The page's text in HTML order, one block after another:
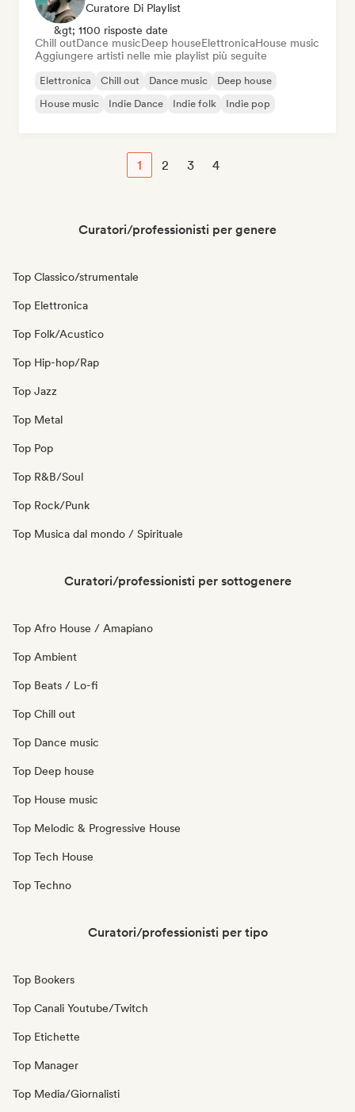
Curatore Di Playlist
&gt; 1100 risposte date
Chill outDance musicDeep houseElettronicaHouse music
Aggiungere artisti nelle mie playlist più seguite
Elettronica Chill out Dance music
Deep house
House music
Indie Dance Indie folk Indie pop
1 2 3 4
Curatori/professionisti per genere
Top Classico/strumentale
Top Elettronica
Top Folk/Acustico
Top Hip-hop/Rap
Top Jazz
Top Metal
Top Pop
Top R&B/Soul
Top Rock/Punk
Top Musica dal mondo / Spirituale
Curatori/professionisti per sottogenere
Top Afro House / Amapiano
Top Ambient
Top Beats / Lo-fi
Top Chill out
Top Dance music
Top Deep house
Top House music
Top Melodic & Progressive House
Top Tech House
Top Techno
Curatori/professionisti per tipo
Top Bookers
Top Canali Youtube/Twitch
Top Etichette
Top Manager
Top Media/Giornalisti